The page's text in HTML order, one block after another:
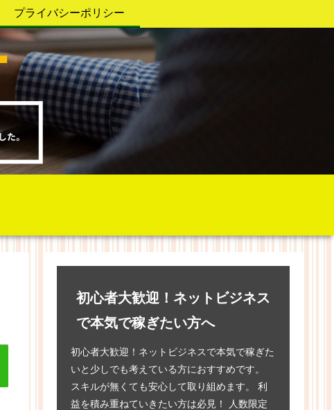
プライバシーポリシー
初心者大歓迎！ネットビジネス
で本気で稼ぎたい方へ
初心者大歓迎！ネットビジネスで本気で稼ぎた
いと少しでも考えている方におすすめです。
スキルが無くても安心して取り組めます。 利
益を積み重ねていきたい方は必見！ 人数限定